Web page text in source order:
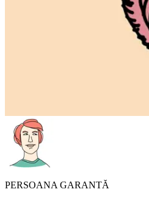
PERSOANA GARANTĂ